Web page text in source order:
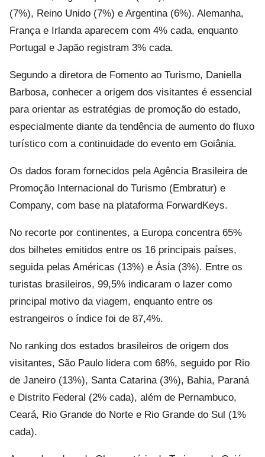
(7%), Reino Unido (7%) e Argentina (6%). Alemanha,
França e Irlanda aparecem com 4% cada, enquanto
Portugal e Japão registram 3% cada.
Segundo a diretora de Fomento ao Turismo, Daniella
Barbosa, conhecer a origem dos visitantes é essencial
para orientar as estratégias de promoção do estado,
especialmente diante da tendência de aumento do fluxo
turístico com a continuidade do evento em Goiânia.
Os dados foram fornecidos pela Agência Brasileira de
Promoção Internacional do Turismo (Embratur) e
Company, com base na plataforma ForwardKeys.
No recorte por continentes, a Europa concentra 65%
dos bilhetes emitidos entre os 16 principais países,
seguida pelas Américas (13%) e Ásia (3%). Entre os
turistas brasileiros, 99,5% indicaram o lazer como
principal motivo da viagem, enquanto entre os
estrangeiros o índice foi de 87,4%.
No ranking dos estados brasileiros de origem dos
visitantes, São Paulo lidera com 68%, seguido por Rio
de Janeiro (13%), Santa Catarina (3%), Bahia, Paraná
e Distrito Federal (2% cada), além de Pernambuco,
Ceará, Rio Grande do Norte e Rio Grande do Sul (1%
cada).